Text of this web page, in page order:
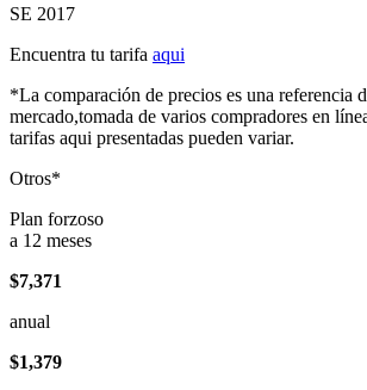
SE 2017
Encuentra tu tarifa aqui
*La comparación de precios es una referencia
mercado,tomada de varios compradores en
tarifas aqui presentadas pueden variar.
Otros*
Plan forzoso
a 12 meses
$7,371
anual
$1,379